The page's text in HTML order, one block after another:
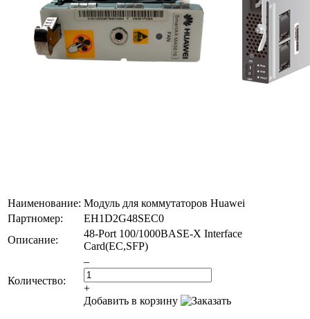
Наименование: Модуль для коммутаторов Huawei
Партномер:
EH1D2G48SEC0
Описание:
48-Port 100/1000BASE-X Interface
Card(EC,SFP)
Количество:
–
+
Добавить в корзину